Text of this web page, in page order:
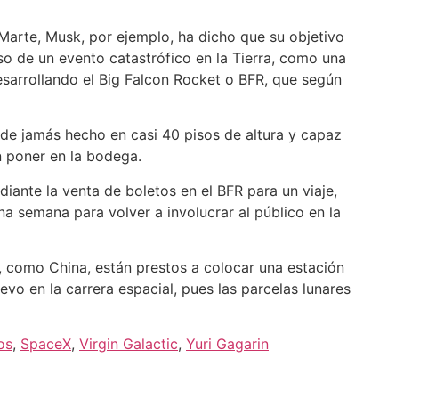
Musk, por ejemplo, ha dicho que su objetivo
de un evento catastrófico en la Tierra, como una
el Big Falcon Rocket o BFR, que según
jamás hecho en casi 40 pisos de altura y capaz
en la bodega.
la venta de boletos en el BFR para un viaje,
semana para volver a involucrar al público en la
China, están prestos a colocar una estación
en la carrera espacial, pues las parcelas lunares
, SpaceX, Virgin Galactic, Yuri Gagarin